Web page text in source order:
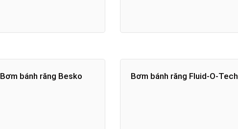
Bơm bánh răng Besko Bơm bánh răng Fluid-O-Tech